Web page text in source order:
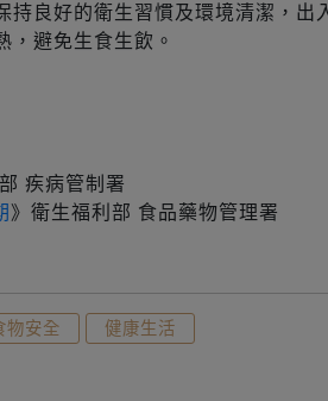
持良好的衛生習慣及環境清潔，
，避免生食生飲。
疾病管制署
》衛生福利部 食品藥物管理署
物安全 健康生活